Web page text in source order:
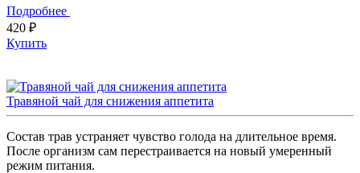
Подробнее
420 ₽
Купить
Травяной чай для снижения аппетита
Состав трав устраняет чувство голода на длительное время.
После организм сам перестраивается на новый умеренный
режим питания.